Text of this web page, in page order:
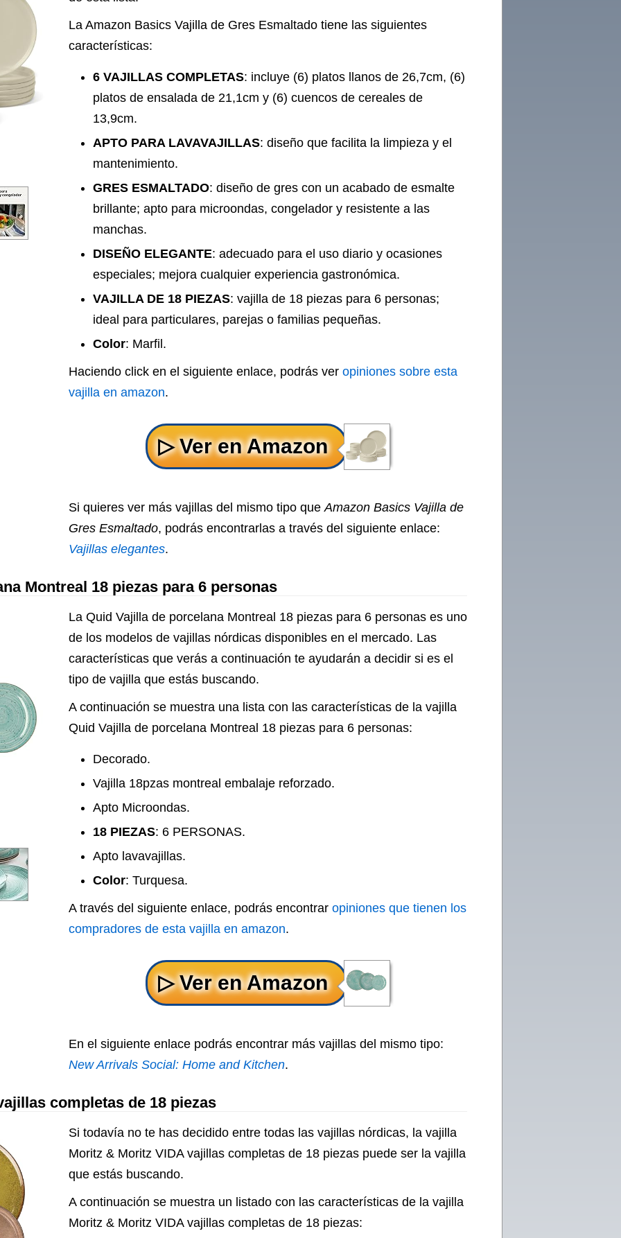
La Amazon Basics Vajilla de Gres Esmaltado tiene las siguientes
características:
6 VAJILLAS COMPLETAS: incluye (6) platos llanos de 26,7cm, (6)
platos de ensalada de 21,1cm y (6) cuencos de cereales de
13,9cm.
APTO PARA LAVAVAJILLAS: diseño que facilita la limpieza y el
mantenimiento.
GRES ESMALTADO: diseño de gres con un acabado de esmalte
brillante; apto para microondas, congelador y resistente a las
manchas.
DISEÑO ELEGANTE: adecuado para el uso diario y ocasiones
especiales; mejora cualquier experiencia gastronómica.
VAJILLA DE 18 PIEZAS: vajilla de 18 piezas para 6 personas;
ideal para particulares, parejas o familias pequeñas.
Color: Marfil.
Haciendo click en el siguiente enlace, podrás ver opiniones sobre esta
vajilla en amazon.
Si quieres ver más vajillas del mismo tipo queAmazon Basics Vajilla de
Gres Esmaltado, podrás encontrarlas a través del siguiente enlace:
Vajillas elegantes.
Montreal 18 piezas para 6 personas
La Quid Vajilla de porcelana Montreal 18 piezas para 6 personas es uno
de los modelos de vajillas nórdicas disponibles en el mercado. Las
características que verás a continuación te ayudarán a decidir si es el
tipo de vajilla que estás buscando.
A continuación se muestra una lista con las características de la vajilla
Quid Vajilla de porcelana Montreal 18 piezas para 6 personas:
Decorado.
Vajilla 18pzas montreal embalaje reforzado.
Apto Microondas.
18 PIEZAS: 6 PERSONAS.
Apto lavavajillas.
Color: Turquesa.
A través del siguiente enlace, podrás encontrar opiniones que tienen los
compradores de esta vajilla en amazon.
En el siguiente enlace podrás encontrar más vajillas del mismo tipo:
New Arrivals Social: Home and Kitchen.
completas de 18 piezas
Si todavía no te has decidido entre todas las vajillas nórdicas, la vajilla
Moritz & Moritz VIDA vajillas completas de 18 piezas puede ser la vajilla
que estás buscando.
A continuación se muestra un listado con las características de la vajilla
Moritz & Moritz VIDA vajillas completas de 18 piezas: